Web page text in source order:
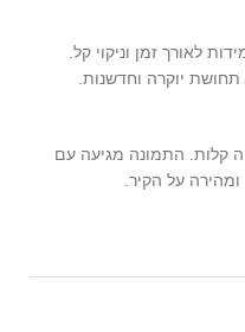
לאורך זמן וניקוי קל.
תחושת יוקרה וחדשנות.
קלות. התמונה מגיעה עם
על הקיר.